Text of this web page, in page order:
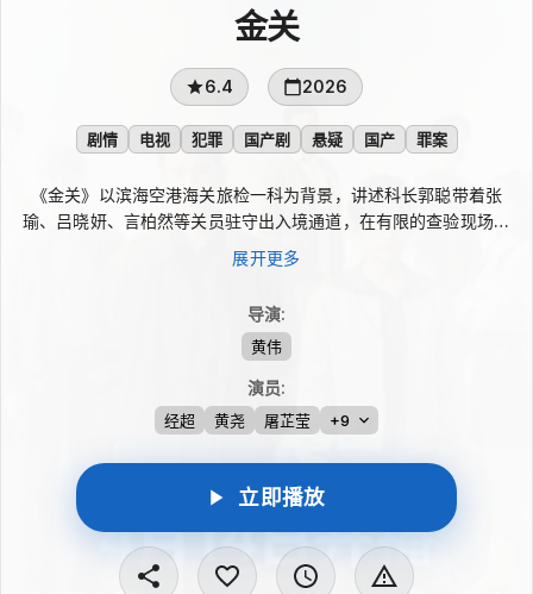
金关
6.4 2026
剧情 电视 犯罪 国产剧 悬疑 国产 罪案
《金关》以滨海空港海关旅检一科为背景，讲述科长郭聪带着张
瑜、吕晓妍、言柏然等关员驻守出入境通道，在有限的查验现场中
与走私犯罪周旋。他们接连面对基因样本、《层峦时景图》、HPV
九价疫苗、盔犀鸟头胄等走私案件，循线追查幕后团伙，在守护国
展开更多
导演:
黄伟
演员:
经超 黄尧 屠芷莹 +9
立即播放